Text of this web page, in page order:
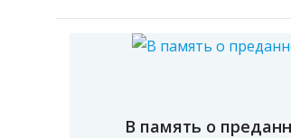
В память о